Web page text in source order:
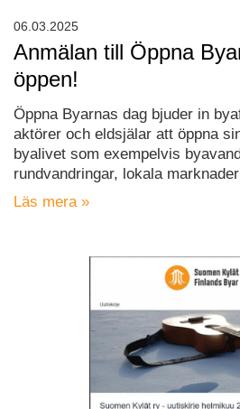
Anmälan till Öppna
öppen!
Öppna Byarnas dag bjuder in
aktörer och eldsjälar att öppna
byalivet som exempelvis
rundvandringar, lokala
Läs mera »
06.03.2025